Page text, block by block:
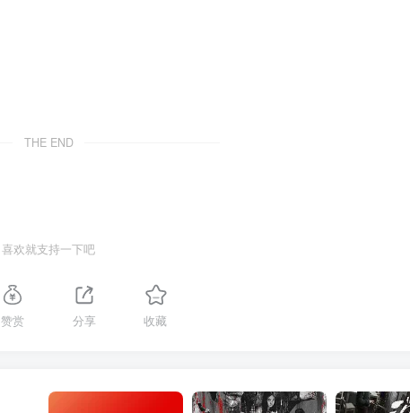
THE END
喜欢就支持一下吧
赞赏 分享 收藏